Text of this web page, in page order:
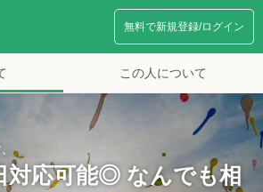
無料で新規登録/ログイン
この人について
対応可能◎ なんでも相